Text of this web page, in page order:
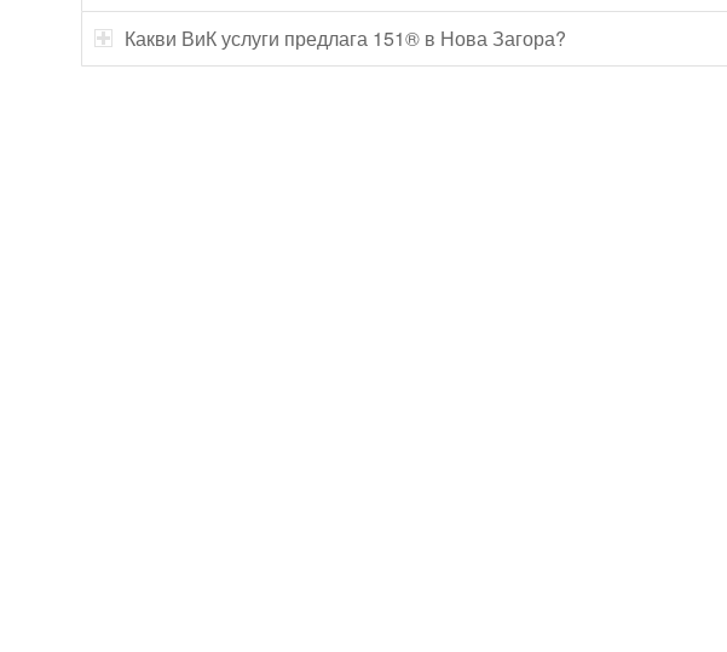
Какви ВиК услуги предлага 151® в Нова Загора?